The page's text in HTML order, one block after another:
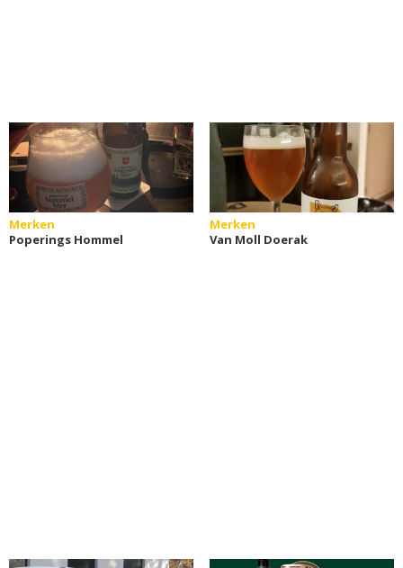
Merken
Poperings Hommel
Merken
Van Moll Doerak